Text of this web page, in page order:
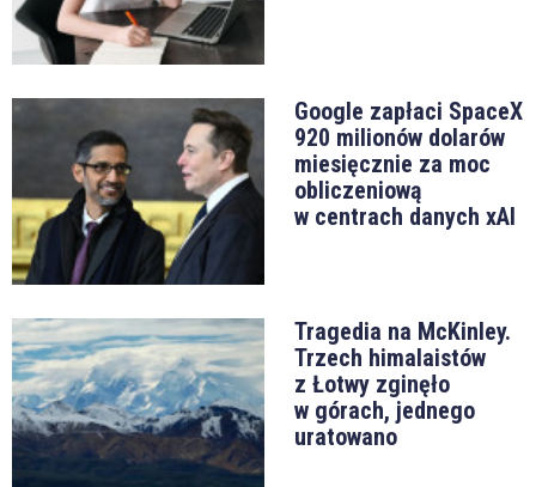
Google zapłaci SpaceX
920 milionów dolarów
miesięcznie za moc
obliczeniową
w centrach danych xAI
Tragedia na McKinley.
Trzech himalaistów
z Łotwy zginęło
w górach, jednego
uratowano